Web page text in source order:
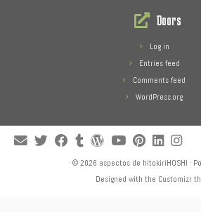
Doors
Log in
Entries feed
Comments feed
WordPress.org
· © 2026 aspectos de hitokiriHOSHI ·
Designed with the Customizr